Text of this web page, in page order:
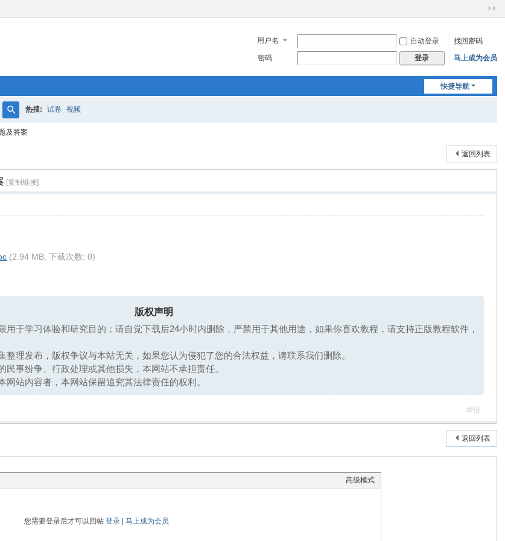
切
窄
版
用户名 自动登录
找回密码
密码
登录 马上成为会员
快捷导航
搜
热搜: 试卷 视频
及答案
返回列表
[复制链接]
(2.94 MB, 下载次数: 0)
版权声明
用于学习体验和研究目的；请自觉下载后24小时内删除，严禁用于其他用途，如果你喜欢教程，请支持正版教程软件，
理发布，版权争议与本站无关，如果您认为侵犯了您的合法权益，请联系我们删除。
事纷争、行政处理或其他损失，本网站不承担责任。
站内容者，本网站保留追究其法律责任的权利。
举报
返回列表
高级模式
您需要登录后才可以回帖登录 |马上成为会员